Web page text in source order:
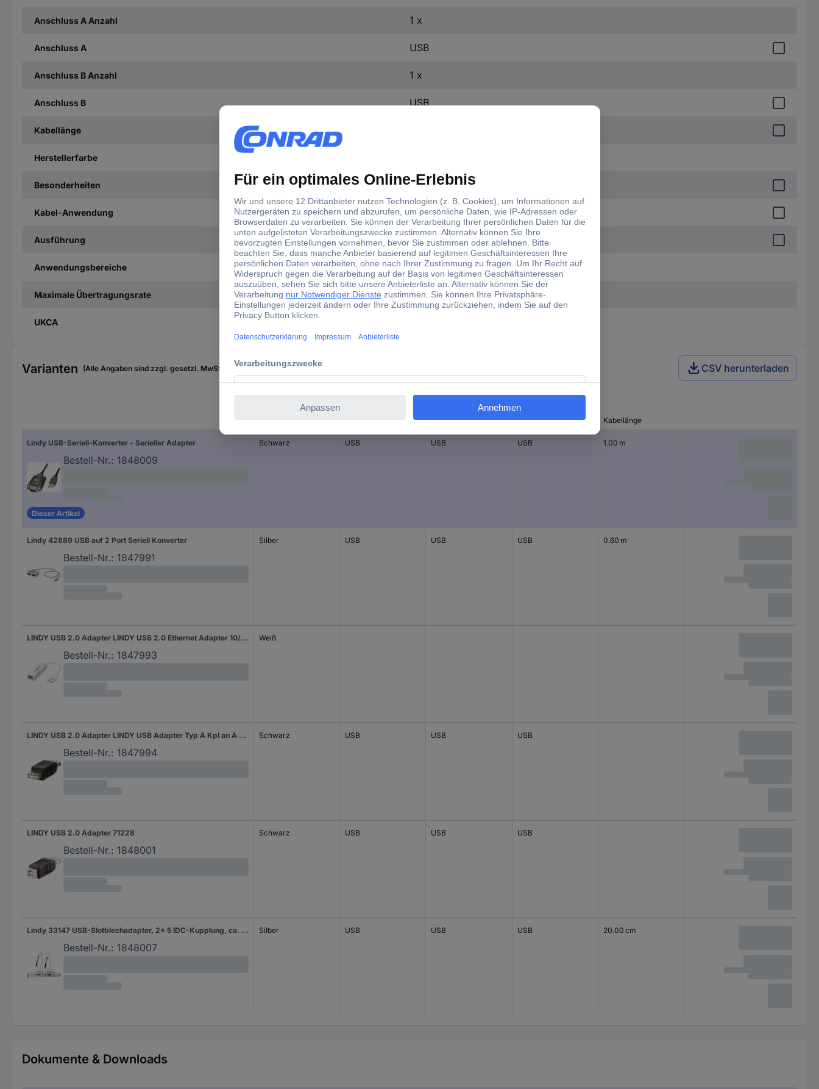
Anschluss A Anzahl 1 x
Anschluss A USB
Anschluss B Anzahl 1 x
Anschluss B USB
Kabellänge
Herstellerfarbe
Besonderheiten mit USB
Kabel-Anwendung USB 2.0
Ausführung Adapter
Anwendungsbereiche USB-Adapter
Maximale Übertragungsrate 12 MBit/s
UKCA
Varianten (Alle Angaben sind zzgl. gesetzl. MwSt., zzgl. Versand) CSV herunterladen
Anschluss A Anschluss-Typ Kabellänge
Lindy USB-Seriell-Konverter - Serieller Adapter
Bestell-Nr.: 1848009
Dieser Artikel
Schwarz USB USB USB 1.00 m
Lindy 42889 USB auf 2 Port Seriell Konverter
Bestell-Nr.: 1847991
Silber USB USB USB 0.60 m
LINDY USB 2.0 Adapter LINDY USB 2.0 Ethernet Adapter 10/100
Bestell-Nr.: 1847993
Weiß
LINDY USB 2.0 Adapter LINDY USB Adapter Typ A Kpl an A Kpl
Bestell-Nr.: 1847994
Schwarz USB USB USB
LINDY USB 2.0 Adapter 71228
Bestell-Nr.: 1848001
Schwarz USB USB USB
Lindy 33147 USB-Slotblechadapter, 2x 5 IDC-Kupplung, ca. 0,20m
Bestell-Nr.: 1848007
Silber USB USB USB 20.00 cm
Dokumente & Downloads